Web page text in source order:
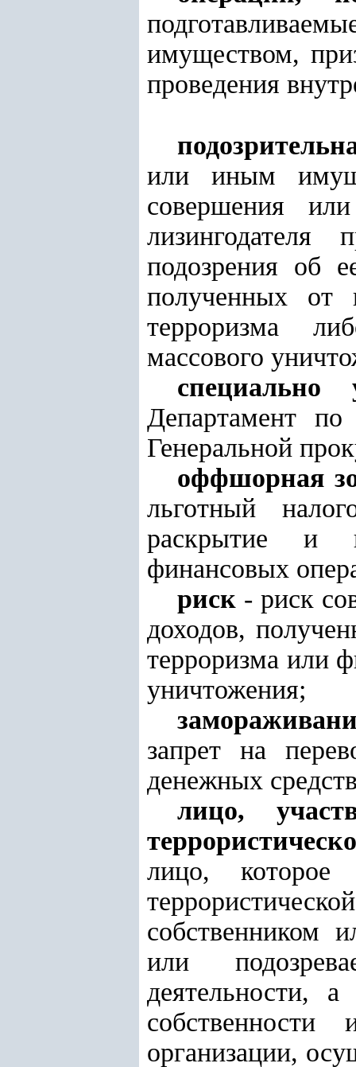
имуществом,
проведения
или иным
совершения
подозрения об
полученных от
терроризма
массового
специально
Департамент
Генеральной
оффшорная
льготный
раскрытие и
финансовых
риск - риск
доходов,
терроризма или
уничтожения;
запрет на
денежных
лицо,
лицо, которое
собственником
или
деятельности,
организации,